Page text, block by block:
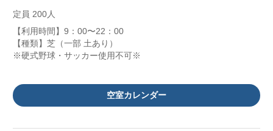
定員 200人
【利用時間】9：00〜22：00
【種類】芝（一部 土あり）
※硬式野球・サッカー使用不可※
空室カレンダー